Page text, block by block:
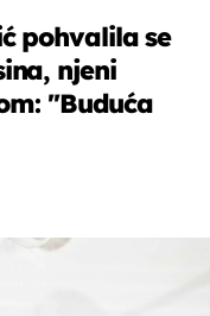
pohvalila se
njeni
''Buduća